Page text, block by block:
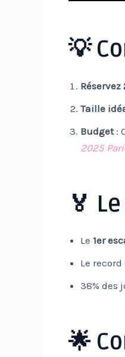
💡
Taille
Budget:
2025
🏅
Le 1er
Le
38% des
🌟